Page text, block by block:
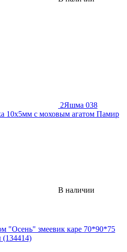
2Яшма 038
10х5мм с моховым агатом Памир
В наличии
"Осень" змеевик каре 70*90*75
(134414)